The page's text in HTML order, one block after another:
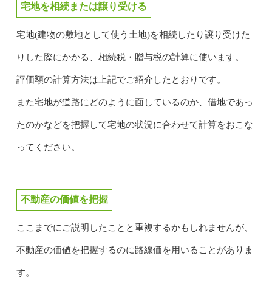
宅地を相続または譲り受ける
宅地(建物の敷地として使う土地)を相続したり譲り受けた
りした際にかかる、相続税・贈与税の計算に使います。
評価額の計算方法は上記でご紹介したとおりです。
また宅地が道路にどのように面しているのか、借地であっ
たのかなどを把握して宅地の状況に合わせて計算をおこな
ってください。
不動産の価値を把握
ここまでにご説明したことと重複するかもしれませんが、
不動産の価値を把握するのに路線価を用いることがありま
す。